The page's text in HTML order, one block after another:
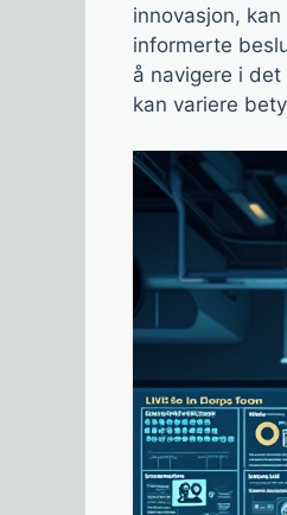
innovasjon,
informerte
å navigere i
kan variere